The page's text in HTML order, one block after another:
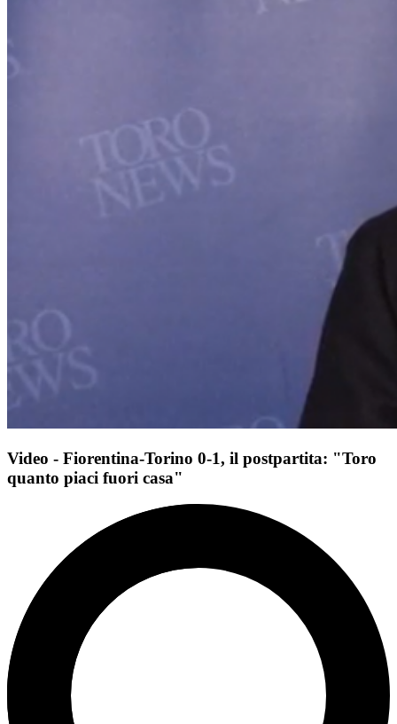
Video - Fiorentina-Torino 0-1, il postpartita: "Toro
quanto piaci fuori casa"